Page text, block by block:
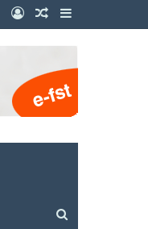
Sidebar
latérale)
Article
Connexion